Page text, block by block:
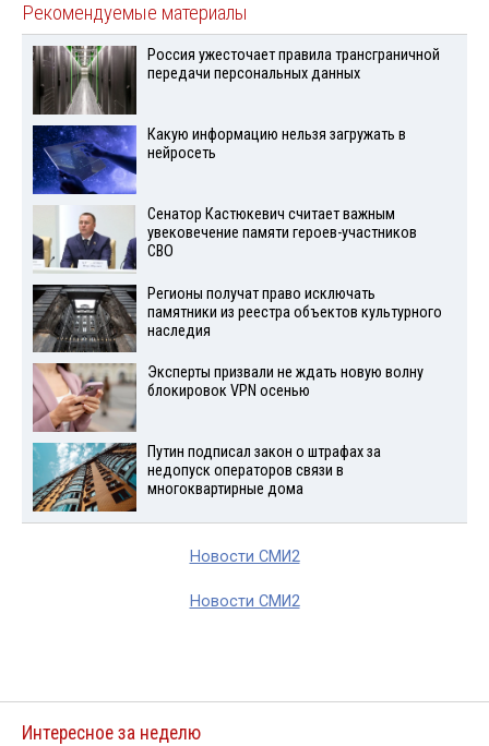
Рекомендуемые материалы
Россия ужесточает правила трансграничной
передачи персональных данных
Какую информацию нельзя загружать в
нейросеть
Сенатор Кастюкевич считает важным
увековечение памяти героев-участников
СВО
Регионы получат право исключать
памятники из реестра объектов культурного
наследия
Эксперты призвали не ждать новую волну
блокировок VPN осенью
Путин подписал закон о штрафах за
недопуск операторов связи в
многоквартирные дома
Новости СМИ2
Новости СМИ2
Интересное за неделю